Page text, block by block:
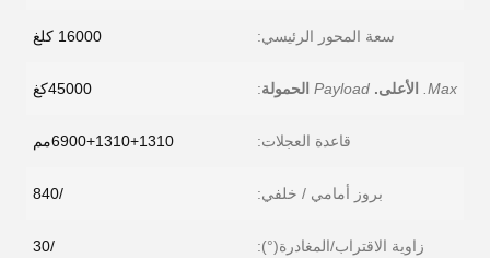
سعة المحور الرئيسي: 16000 كلغ
Max. الأعلى. Payload الحمولة: 45000كغ
قاعدة العجلات: 6900+1310+1310مم
بروز أمامي / خلفي: /840
زاوية الاقتراب/المغادرة(°): /30